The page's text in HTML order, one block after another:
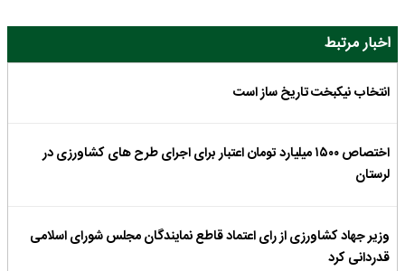
اخبار مرتبط
انتخاب نیکبخت تاریخ ساز است
اختصاص ۱۵۰۰ میلیارد تومان اعتبار برای اجرای طرح های کشاورزی در
لرستان
وزیر جهاد کشاورزی از رای اعتماد قاطع نمایندگان مجلس شورای اسلامی
قدردانی کرد